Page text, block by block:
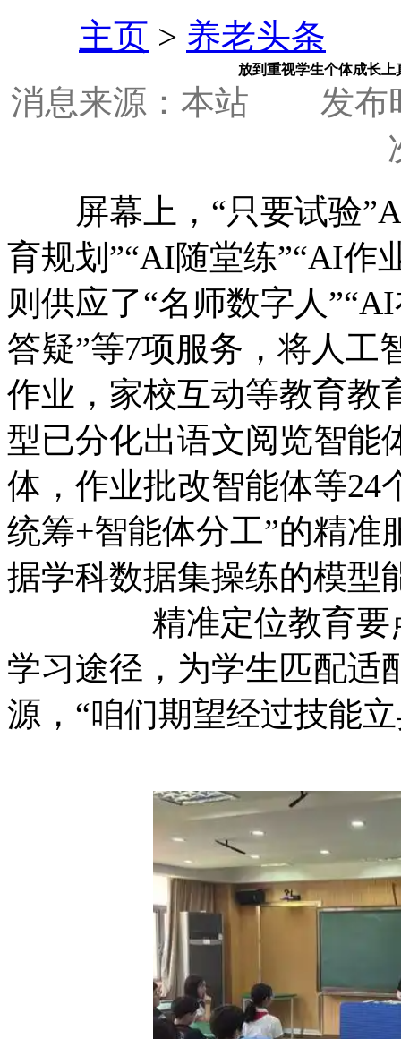
主页 > 养老头条
放到重视学生个体成长
消息来源：本站
发布
屏幕上，“只要试验
育规划”“AI随堂练”“AI作
则供应了“名师数字
答疑”等7项服务，将人工
作业，家校互动等教育教
型已分化出语文阅览
体，作业批改智能体等24
统筹+智能体分工”的精准
据学科数据集操练的模型
精准定位教育要点
学习途径，为学生匹配适
源，“咱们期望经过技能